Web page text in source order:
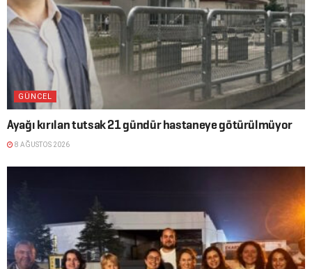
GÜNCEL
Ayağı kırılan tutsak 21 gündür hastaneye götürülmüyor
8 AĞUSTOS 2026